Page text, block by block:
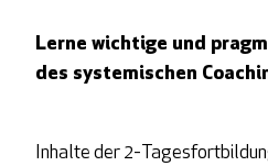
Lerne wichtige und
des systemischen
Inhalte der 2-